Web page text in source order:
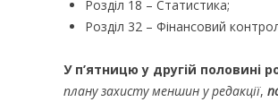
Розділ 18 – Статистика;
Розділ 32 – Фінансовий
У п’ятницю у другій половині
плану захисту меншин у редакції,